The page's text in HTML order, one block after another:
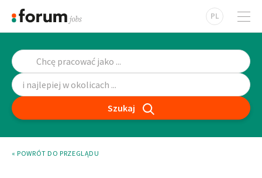
PL
Szukaj
« POWRÓT DO PRZEGLĄDU